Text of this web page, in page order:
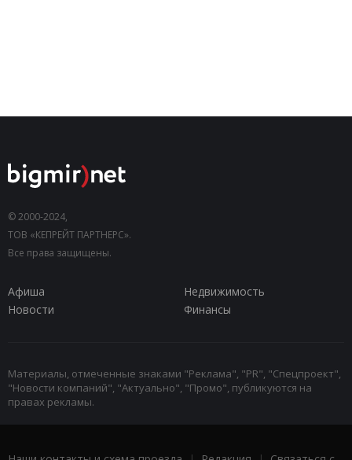
© 2000-2024,
ТОВ «КЕПРЕЙТ ПАРТНЕРС».
Все права защищены.
Афиша
Недвижимость
Новости
Финансы
Материалы, отмеченные знаками "Реклама", "PR", "Спецпроект",
"Новости компаний", "Актуально", "Промо", публикуются на
правах рекламы.